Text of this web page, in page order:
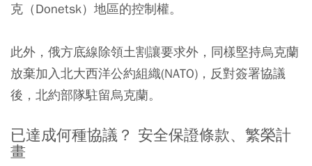
克（Donetsk）地區的控制權。
此外，俄方底線除領土割讓要求外，同樣堅持烏克蘭
放棄加入北大西洋公約組織(NATO)，反對簽署協議
後，北約部隊駐留烏克蘭。
已達成何種協議？ 安全保證條款、繁榮計
畫